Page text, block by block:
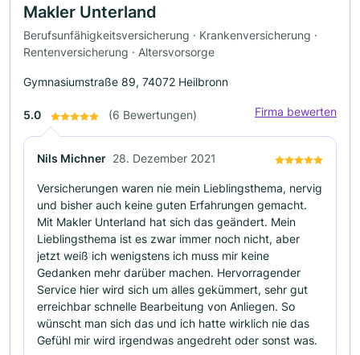
Makler Unterland
Berufsunfähigkeitsversicherung · Krankenversicherung ·
Rentenversicherung · Altersvorsorge
Gymnasiumstraße 89, 74072 Heilbronn
5.0 (6 Bewertungen) Firma bewerten
Nils Michner 28. Dezember 2021
Versicherungen waren nie mein Lieblingsthema, nervig
und bisher auch keine guten Erfahrungen gemacht.
Mit Makler Unterland hat sich das geändert. Mein
Lieblingsthema ist es zwar immer noch nicht, aber
jetzt weiß ich wenigstens ich muss mir keine
Gedanken mehr darüber machen. Hervorragender
Service hier wird sich um alles gekümmert, sehr gut
erreichbar schnelle Bearbeitung von Anliegen. So
wünscht man sich das und ich hatte wirklich nie das
Gefühl mir wird irgendwas angedreht oder sonst was.